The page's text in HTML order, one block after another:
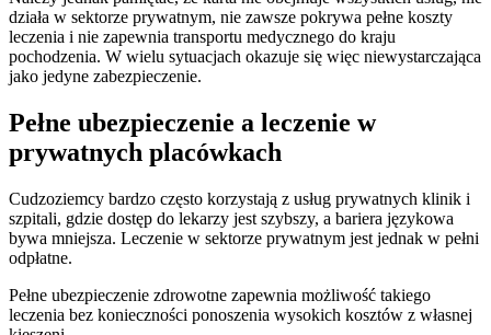
działa w sektorze prywatnym, nie zawsze pokrywa pełne koszty
leczenia i nie zapewnia transportu medycznego do kraju
pochodzenia. W wielu sytuacjach okazuje się więc niewystarczająca
jako jedyne zabezpieczenie.
Pełne ubezpieczenie a leczenie w
prywatnych placówkach
Cudzoziemcy bardzo często korzystają z usług prywatnych klinik i
szpitali, gdzie dostęp do lekarzy jest szybszy, a bariera językowa
bywa mniejsza. Leczenie w sektorze prywatnym jest jednak w pełni
odpłatne.
Pełne ubezpieczenie zdrowotne zapewnia możliwość takiego
leczenia bez konieczności ponoszenia wysokich kosztów z własnej